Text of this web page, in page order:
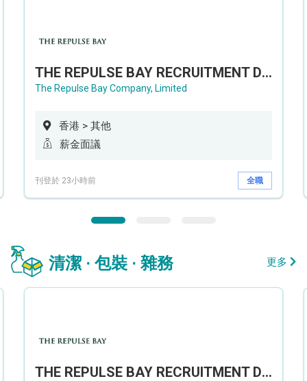
THE REPULSE BAY RECRUITMENT DAY 淺水灣影灣園人才招聘會
The Repulse Bay Company, Limited
香港 > 其他
薪金面議
刊登於 23小時前 全職
清潔 · 包裝 · 雜務 更多
THE REPULSE BAY RECRUITMENT DAY 淺水灣影灣園人才招聘會